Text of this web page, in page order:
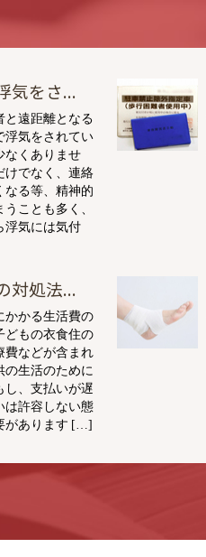
気をさ...
遠距離となる
浮気をされてい
なくありませ
けでなく、連絡
なる等、精神的
ことも多く、
浮気には気付
対処法...
かかる生活費の
どもの衣食住の
費などが含まれ
の生活のために
し、支払いが遅
は許容しない態
があります […]